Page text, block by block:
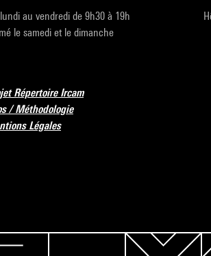
au vendredi de 9h30 à 19h
le samedi et le dimanche
Répertoire Ircam
/ Méthodologie
Légales